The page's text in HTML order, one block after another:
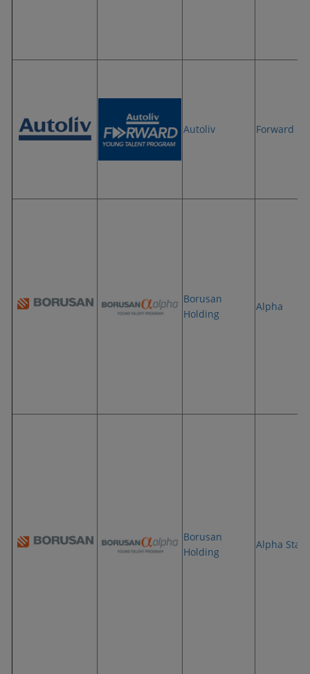
Autoliv Forward
Borusan
Holding
Alpha
Borusan
Holding
Alpha Staj